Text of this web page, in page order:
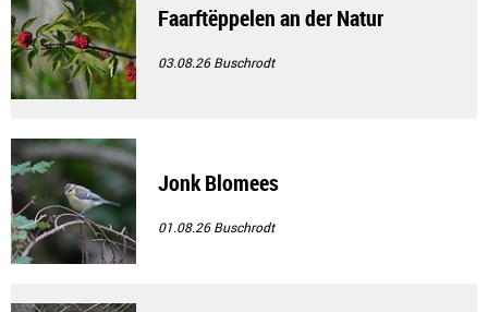
Faarftëppelen an der Natur
03.08.26Buschrodt
Jonk Blomees
01.08.26Buschrodt